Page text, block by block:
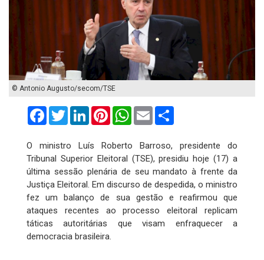
© Antonio Augusto/secom/TSE
FacebookTwitterLinkedInPinterestWhatsApp
Email
O ministro Luís Roberto Barroso, presidente do
Tribunal Superior Eleitoral (TSE), presidiu hoje (17) a
última sessão plenária de seu mandato à frente da
Justiça Eleitoral. Em discurso de despedida, o ministro
fez um balanço de sua gestão e reafirmou que
ataques recentes ao processo eleitoral replicam
táticas autoritárias que visam enfraquecer a
democracia brasileira.